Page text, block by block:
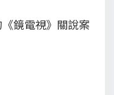
鏡電視》關說案